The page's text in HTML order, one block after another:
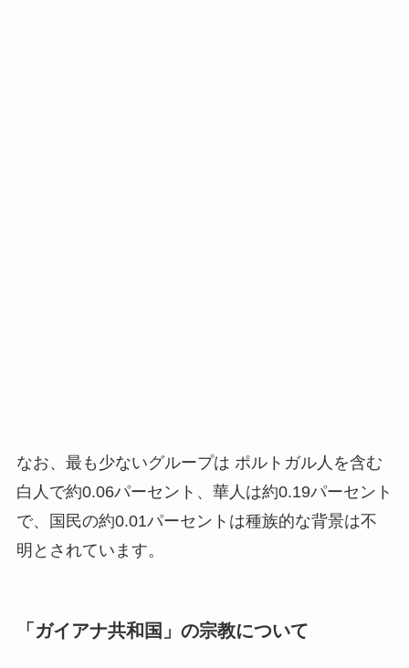
なお、最も少ないグループは ポルトガル人を含む
白人で約0.06パーセント、華人は約0.19パーセント
で、国民の約0.01パーセントは種族的な背景は不
明とされています。
「ガイアナ共和国」の宗教について